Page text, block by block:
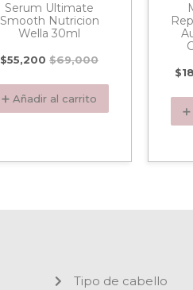
Serum Ultimate
Smooth Nutricion
Wella 30ml
$55,200 $69,000
➕ Añadir al carrito
$
Tipo de cabello